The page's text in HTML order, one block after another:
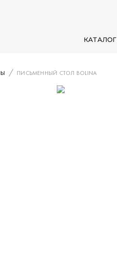
КАТАЛОГ
ПИСЬМЕННЫЙ СТОЛ BOLINA